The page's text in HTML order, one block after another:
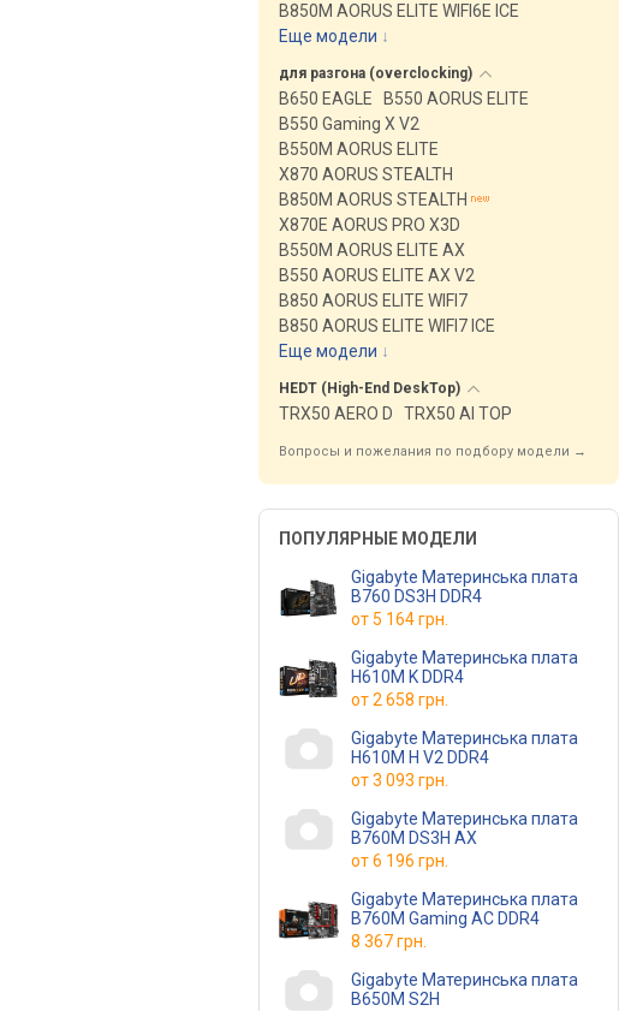
B850M AORUS ELITE WIFI6E ICE
Еще модели ↓
для разгона (overclocking)
B650 EAGLE
B550 AORUS ELITE
B550 Gaming X V2
B550M AORUS ELITE
X870 AORUS STEALTH
B850M AORUS STEALTH
X870E AORUS PRO X3D
B550M AORUS ELITE AX
B550 AORUS ELITE AX V2
B850 AORUS ELITE WIFI7
B850 AORUS ELITE WIFI7 ICE
Еще модели ↓
HEDT (High-End DeskTop)
TRX50 AERO D TRX50 AI TOP
Вопросы и пожелания по подбору модели →
ПОПУЛЯРНЫЕ МОДЕЛИ
Gigabyte Материнська плата
B760 DS3H DDR4
от5 164 грн.
Gigabyte Материнська плата
H610M K DDR4
от2 658 грн.
Gigabyte Материнська плата
H610M H V2 DDR4
от3 093 грн.
Gigabyte Материнська плата
B760M DS3H AX
от6 196 грн.
Gigabyte Материнська плата
B760M Gaming AC DDR4
8 367 грн.
Gigabyte Материнська плата
B650M S2H